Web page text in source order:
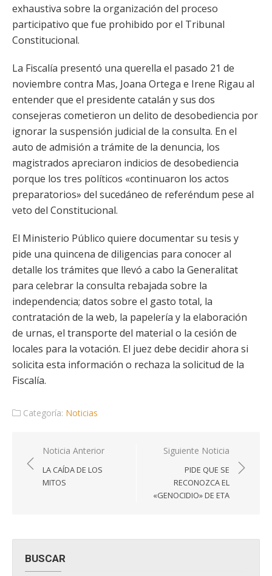
exhaustiva sobre la organización del proceso
participativo que fue prohibido por el Tribunal
Constitucional.
La Fiscalía presentó una querella el pasado 21 de
noviembre contra Mas, Joana Ortega e Irene Rigau al
entender que el presidente catalán y sus dos
consejeras cometieron un delito de desobediencia por
ignorar la suspensión judicial de la consulta. En el
auto de admisión a trámite de la denuncia, los
magistrados apreciaron indicios de desobediencia
porque los tres políticos «continuaron los actos
preparatorios» del sucedáneo de referéndum pese al
veto del Constitucional.
El Ministerio Público quiere documentar su tesis y
pide una quincena de diligencias para conocer al
detalle los trámites que llevó a cabo la Generalitat
para celebrar la consulta rebajada sobre la
independencia; datos sobre el gasto total, la
contratación de la web, la papelería y la elaboración
de urnas, el transporte del material o la cesión de
locales para la votación. El juez debe decidir ahora si
solicita esta información o rechaza la solicitud de la
Fiscalía.
Categoría: Noticias
Navegación
de
entradas
Noticia Anterior
LA CAÍDA DE LOS
MITOS
Siguiente Noticia
PIDE QUE SE
RECONOZCA EL
«GENOCIDIO» DE ETA
BUSCAR